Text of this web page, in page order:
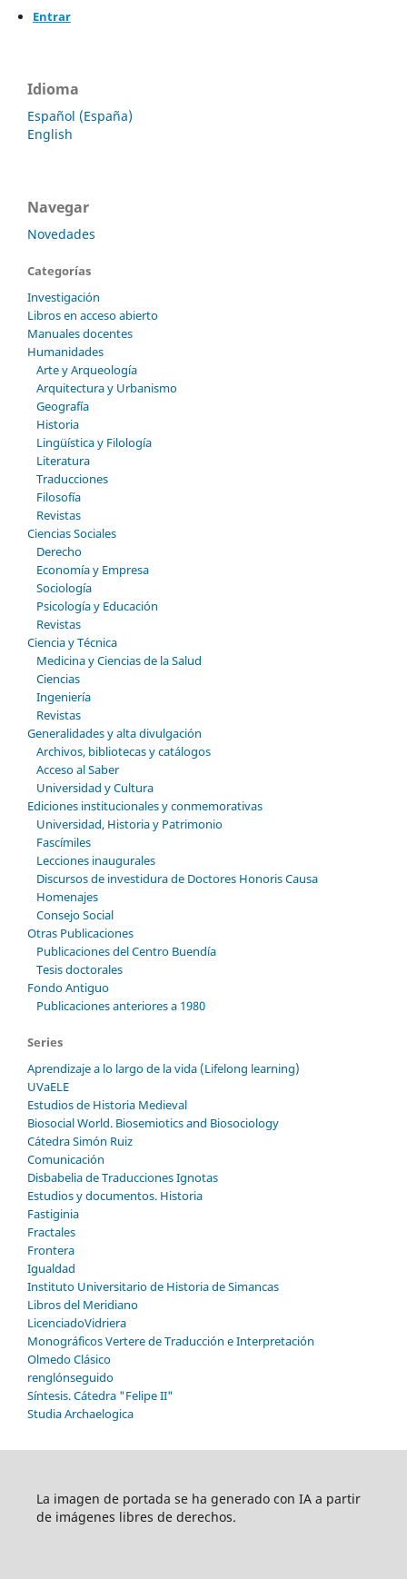
Entrar
Idioma
Español (España)
English
Navegar
Novedades
Categorías
Investigación
Libros en acceso abierto
Manuales docentes
Humanidades
Arte y Arqueología
Arquitectura y Urbanismo
Geografía
Historia
Lingüística y Filología
Literatura
Traducciones
Filosofía
Revistas
Ciencias Sociales
Derecho
Economía y Empresa
Sociología
Psicología y Educación
Revistas
Ciencia y Técnica
Medicina y Ciencias de la Salud
Ciencias
Ingeniería
Revistas
Generalidades y alta divulgación
Archivos, bibliotecas y catálogos
Acceso al Saber
Universidad y Cultura
Ediciones institucionales y conmemorativas
Universidad, Historia y Patrimonio
Fascímiles
Lecciones inaugurales
Discursos de investidura de Doctores Honoris Causa
Homenajes
Consejo Social
Otras Publicaciones
Publicaciones del Centro Buendía
Tesis doctorales
Fondo Antiguo
Publicaciones anteriores a 1980
Series
Aprendizaje a lo largo de la vida (Lifelong learning)
UVaELE
Estudios de Historia Medieval
Biosocial World. Biosemiotics and Biosociology
Cátedra Simón Ruiz
Comunicación
Disbabelia de Traducciones Ignotas
Estudios y documentos. Historia
Fastiginia
Fractales
Frontera
Igualdad
Instituto Universitario de Historia de Simancas
Libros del Meridiano
LicenciadoVidriera
Monográficos Vertere de Traducción e Interpretación
Olmedo Clásico
renglónseguido
Síntesis. Cátedra "Felipe II"
Studia Archaelogica
La imagen de portada se ha generado con IA a partir
de imágenes libres de derechos.